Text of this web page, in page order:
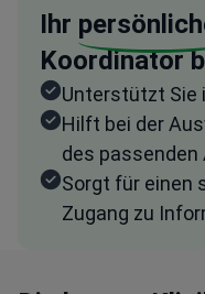
Ihr
Koordinator
Unterstützt Sie
Hilft bei der
des passenden
Sorgt für einen
Zugang zu